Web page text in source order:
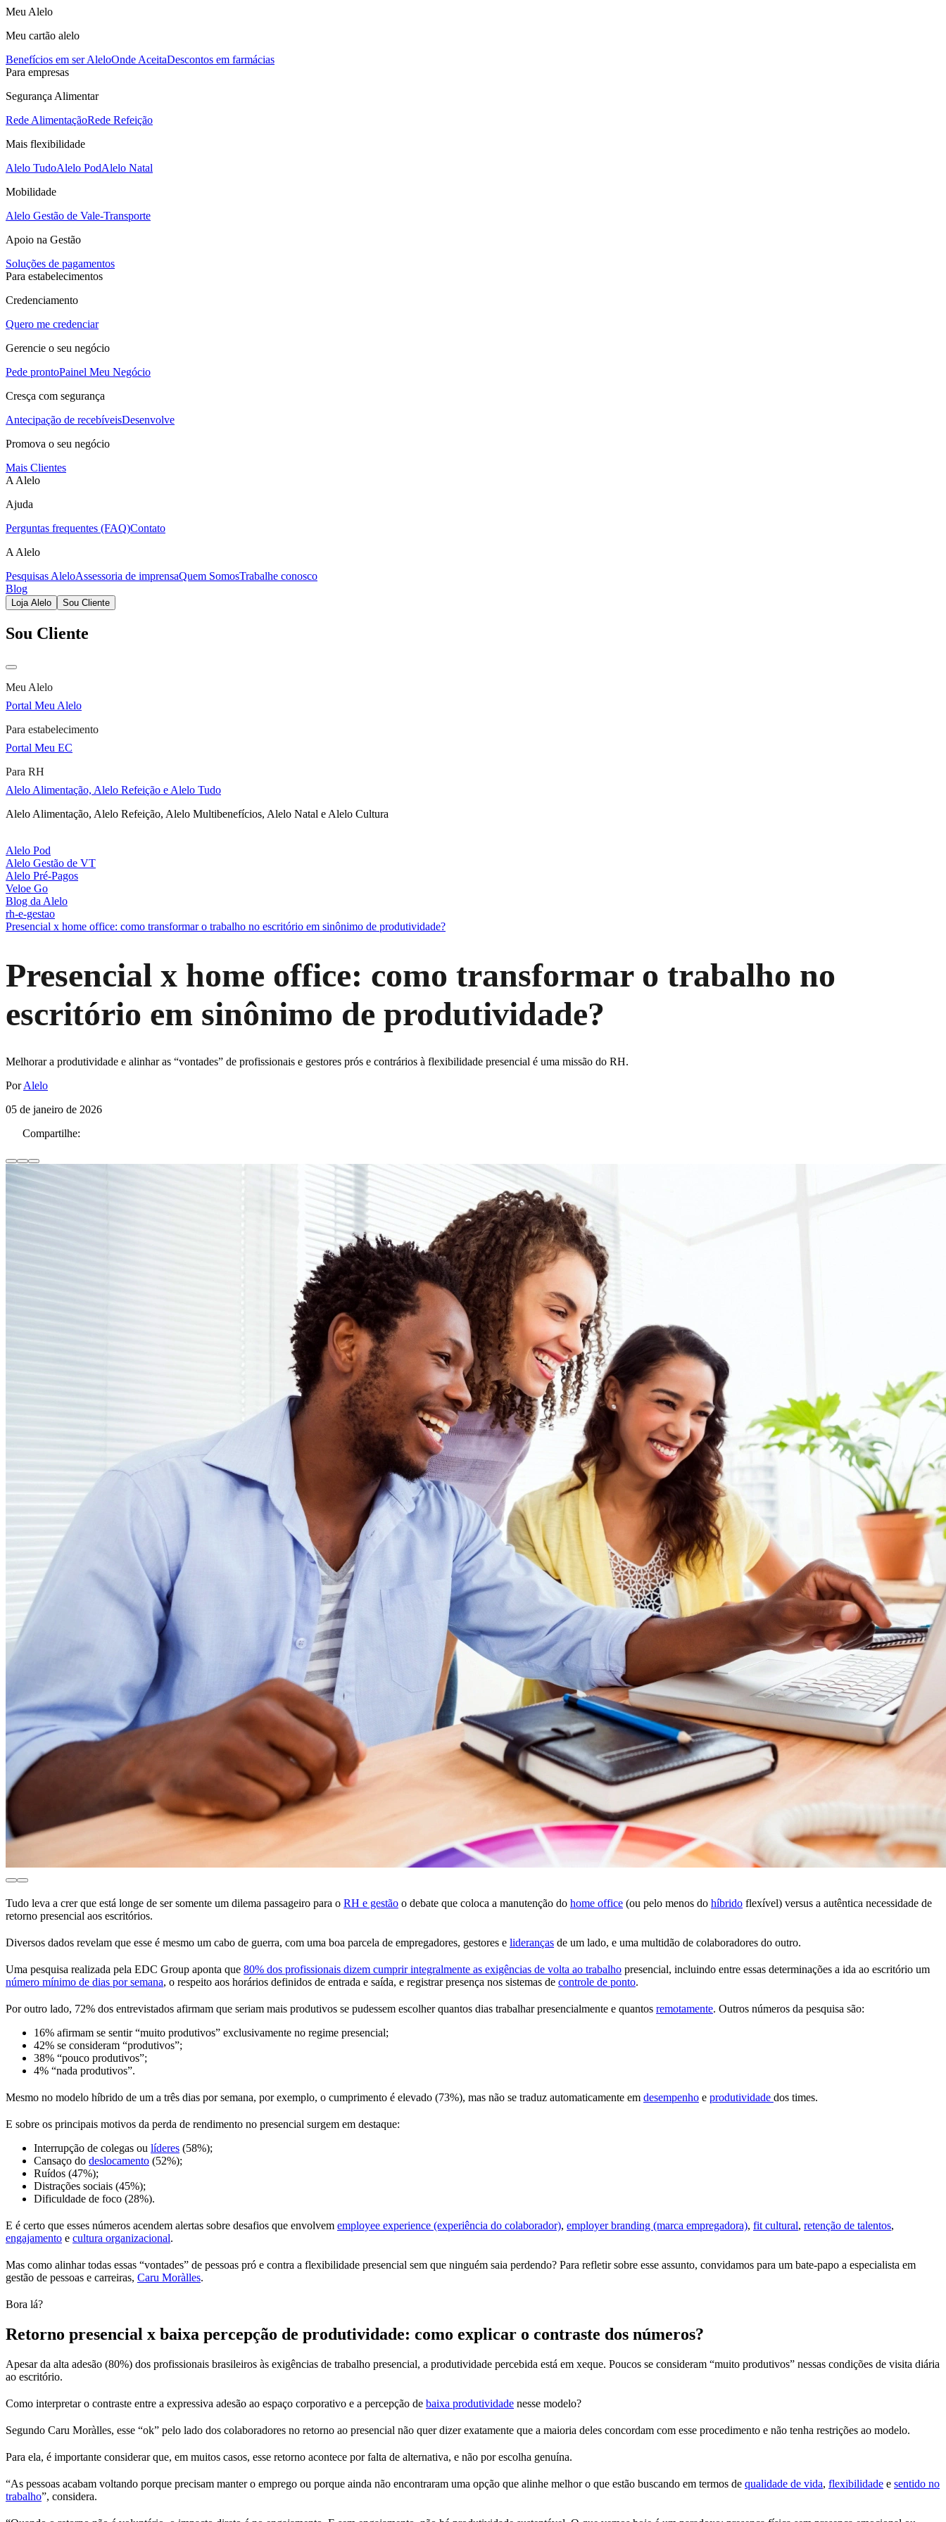
Meu Alelo
Meu cartão alelo
Benefícios em ser AleloOnde AceitaDescontos em farmácias
Para empresas
Segurança Alimentar
Rede AlimentaçãoRede Refeição
Mais flexibilidade
Alelo TudoAlelo PodAlelo Natal
Mobilidade
Alelo Gestão de Vale-Transporte
Apoio na Gestão
Soluções de pagamentos
Para estabelecimentos
Credenciamento
Quero me credenciar
Gerencie o seu negócio
Pede prontoPainel Meu Negócio
Cresça com segurança
Antecipação de recebíveisDesenvolve
Promova o seu negócio
Mais Clientes
A Alelo
Ajuda
Perguntas frequentes (FAQ)Contato
A Alelo
Pesquisas AleloAssessoria de imprensaQuem SomosTrabalhe conosco
Blog
Loja Alelo Sou Cliente
Sou Cliente
Meu Alelo
Portal Meu Alelo
Para estabelecimento
Portal Meu EC
Para RH
Alelo Alimentação, Alelo Refeição e Alelo Tudo
Alelo Alimentação, Alelo Refeição, Alelo Multibenefícios, Alelo Natal e Alelo Cultura
Alelo Pod
Alelo Gestão de VT
Alelo Pré-Pagos
Veloe Go
Blog da Alelo
rh-e-gestao
Presencial x home office: como transformar o trabalho no escritório em sinônimo de produtividade?
Presencial x home office: como transformar o trabalho no
escritório em sinônimo de produtividade?
Melhorar a produtividade e alinhar as “vontades” de profissionais e gestores prós e contrários à flexibilidade presencial é uma missão do RH.
PorAlelo
05 de janeiro de 2026
Compartilhe:
Tudo leva a crer que está longe de ser somente um dilema passageiro para o RH e gestão o debate que coloca a manutenção do home office (ou pelo menos do híbrido flexível) versus a autêntica necessidade de
retorno presencial aos escritórios.
Diversos dados revelam que esse é mesmo um cabo de guerra, com uma boa parcela de empregadores, gestores e lideranças de um lado, e uma multidão de colaboradores do outro.
Uma pesquisa realizada pela EDC Group aponta que 80% dos profissionais dizem cumprir integralmente as exigências de volta ao trabalho presencial, incluindo entre essas determinações a ida ao escritório um
número mínimo de dias por semana, o respeito aos horários definidos de entrada e saída, e registrar presença nos sistemas de controle de ponto.
Por outro lado, 72% dos entrevistados afirmam que seriam mais produtivos se pudessem escolher quantos dias trabalhar presencialmente e quantos remotamente. Outros números da pesquisa são:
16% afirmam se sentir “muito produtivos” exclusivamente no regime presencial;
42% se consideram “produtivos”;
38% “pouco produtivos”;
4% “nada produtivos”.
Mesmo no modelo híbrido de um a três dias por semana, por exemplo, o cumprimento é elevado (73%), mas não se traduz automaticamente em desempenho e produtividade dos times.
E sobre os principais motivos da perda de rendimento no presencial surgem em destaque:
Interrupção de colegas ou líderes (58%);
Cansaço do deslocamento (52%);
Ruídos (47%);
Distrações sociais (45%);
Dificuldade de foco (28%).
E é certo que esses números acendem alertas sobre desafios que envolvem employee experience (experiência do colaborador), employer branding (marca empregadora), fit cultural, retenção de talentos,
engajamento e cultura organizacional.
Mas como alinhar todas essas “vontades” de pessoas pró e contra a flexibilidade presencial sem que ninguém saia perdendo? Para refletir sobre esse assunto, convidamos para um bate-papo a especialista em
gestão de pessoas e carreiras, Caru Moràlles.
Bora lá?
Retorno presencial x baixa percepção de produtividade: como explicar o contraste dos números?
Apesar da alta adesão (80%) dos profissionais brasileiros às exigências de trabalho presencial, a produtividade percebida está em xeque. Poucos se consideram “muito produtivos” nessas condições de visita diária
ao escritório.
Como interpretar o contraste entre a expressiva adesão ao espaço corporativo e a percepção de baixa produtividade nesse modelo?
Segundo Caru Moràlles, esse “ok” pelo lado dos colaboradores no retorno ao presencial não quer dizer exatamente que a maioria deles concordam com esse procedimento e não tenha restrições ao modelo.
Para ela, é importante considerar que, em muitos casos, esse retorno acontece por falta de alternativa, e não por escolha genuína.
“As pessoas acabam voltando porque precisam manter o emprego ou porque ainda não encontraram uma opção que alinhe melhor o que estão buscando em termos de qualidade de vida, flexibilidade e sentido no
trabalho”, considera.